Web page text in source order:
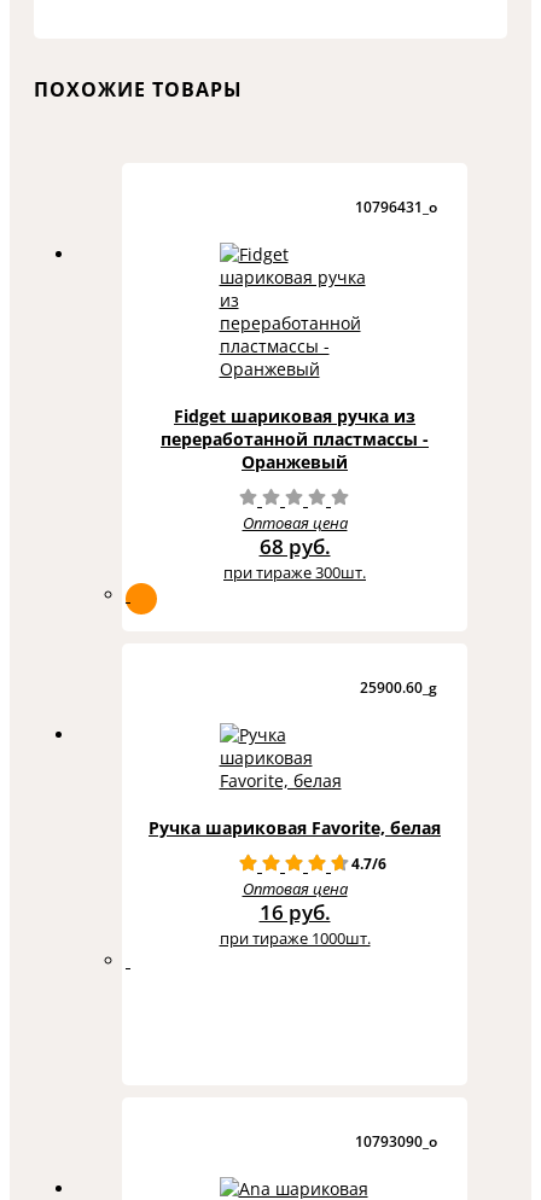
ПОХОЖИЕ ТОВАРЫ
10796431_o
Fidget шариковая ручка из
переработанной пластмассы -
Оранжевый
Оптовая цена
68 руб.
при тираже 300шт.
25900.60_g
Ручка шариковая Favorite, белая
4.7/6
Оптовая цена
16 руб.
при тираже 1000шт.
10793090_o